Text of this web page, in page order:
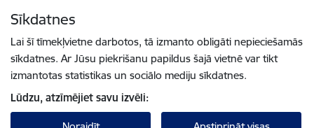
Sīkdatnes
Lai šī tīmekļvietne darbotos, tā izmanto obligāti nepieciešamās
sīkdatnes. Ar Jūsu piekrišanu papildus šajā vietnē var tikt
izmantotas statistikas un sociālo mediju sīkdatnes.
Lūdzu, atzīmējiet savu izvēli: